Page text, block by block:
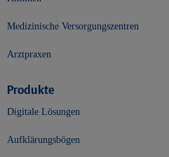
Medizinische Versorgungszentren
Arztpraxen
Produkte
Digitale Lösungen
Aufklärungsbögen